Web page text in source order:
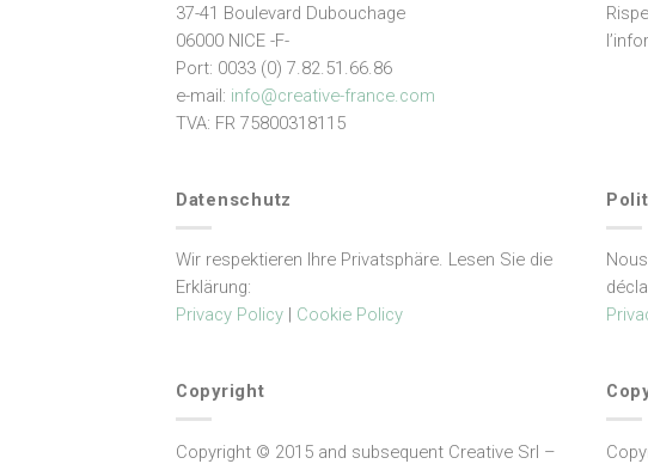
37-41 Boulevard Dubouchage
06000 NICE -F-
Port: 0033 (0) 7.82.51.66.86
e-mail: info@creative-france.com
TVA: FR 75800318115
Datenschutz
Wir respektieren Ihre Privatsphäre. Lesen Sie die
Erklärung:
Privacy Policy | Cookie Policy
Copyright
Copyright © 2015 and subsequent Creative Srl –